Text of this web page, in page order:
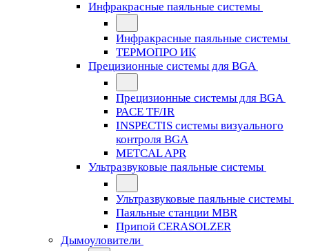
Инфракрасные паяльные системы
Инфракрасные паяльные системы
ТЕРМОПРО ИК
Прецизионные системы для BGA
Прецизионные системы для BGA
PACE TF/IR
INSPECTIS системы визуального
контроля BGA
METCAL APR
Ультразвуковые паяльные системы
Ультразвуковые паяльные системы
Паяльные станции MBR
Припой CERASOLZER
Дымоуловители